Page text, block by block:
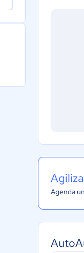
Agenda